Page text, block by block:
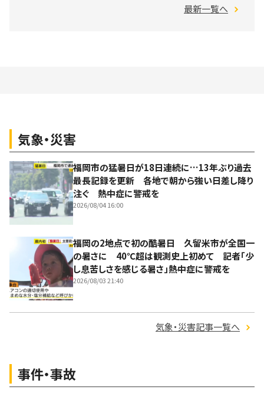
最新一覧へ
気象・災害
福岡市の猛暑日が18日連続に…13年ぶり過去
最長記録を更新 各地で朝から強い日差し降り
注ぐ 熱中症に警戒を
2026/08/04 16:00
福岡の2地点で初の酷暑日 久留米市が全国一
の暑さに 40℃超は観測史上初めて 記者「少
し息苦しさを感じる暑さ」熱中症に警戒を
2026/08/03 21:40
気象・災害記事一覧へ
事件・事故